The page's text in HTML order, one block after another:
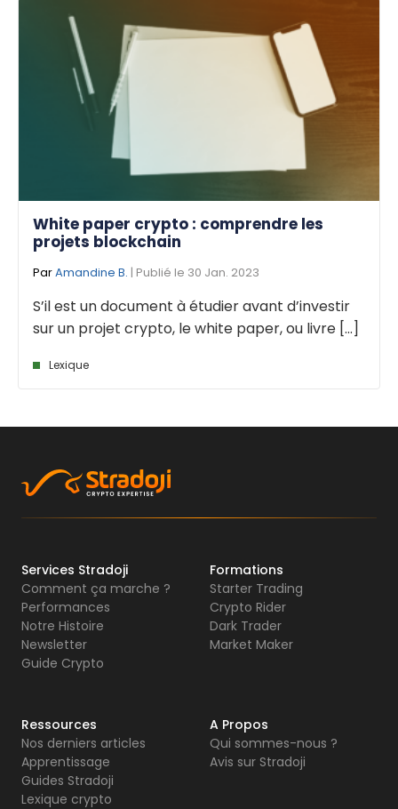
White paper crypto : comprendre les
projets blockchain
ParAmandine B. | Publié le 30 Jan. 2023
S’il est un document à étudier avant d’investir
sur un projet crypto, le white paper, ou livre [...]
Lexique
Services Stradoji
Comment ça marche ?
Performances
Notre Histoire
Newsletter
Guide Crypto
Formations
Starter Trading
Crypto Rider
Dark Trader
Market Maker
Ressources
Nos derniers articles
Apprentissage
Guides Stradoji
Lexique crypto
A Propos
Qui sommes-nous ?
Avis sur Stradoji